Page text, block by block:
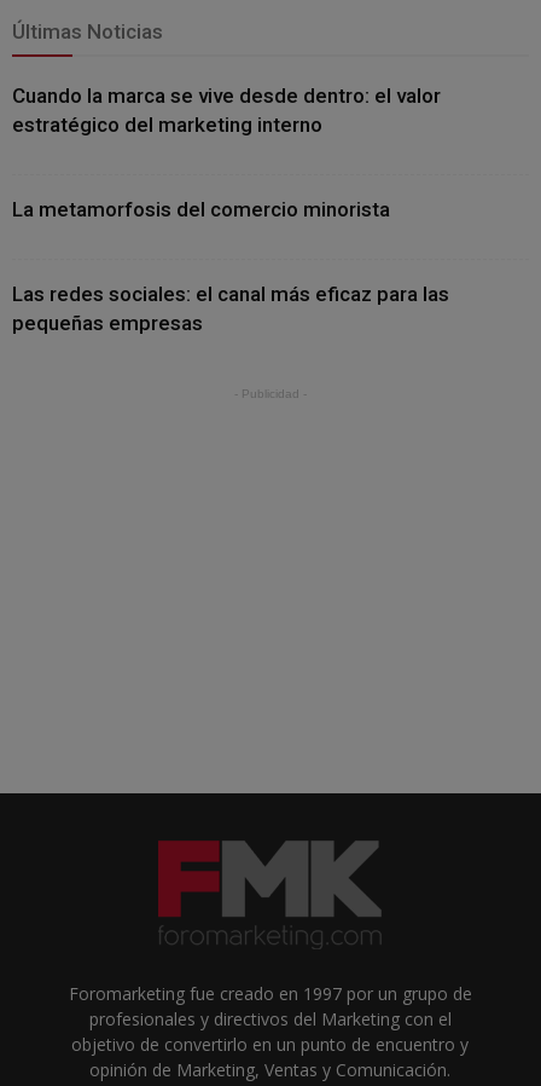
Últimas Noticias
Cuando la marca se vive desde dentro: el valor
estratégico del marketing interno
La metamorfosis del comercio minorista
Las redes sociales: el canal más eficaz para las
pequeñas empresas
- Publicidad -
Foromarketing fue creado en 1997 por un grupo de
profesionales y directivos del Marketing con el
objetivo de convertirlo en un punto de encuentro y
opinión de Marketing, Ventas y Comunicación.